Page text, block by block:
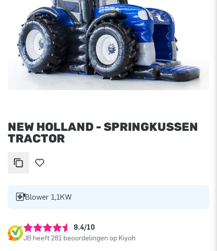
NEW HOLLAND - SPRINGKUSSEN
TRACTOR
Blower 1,1KW
9.4/10
JB heeft 281 beoordelingen op Kiyoh